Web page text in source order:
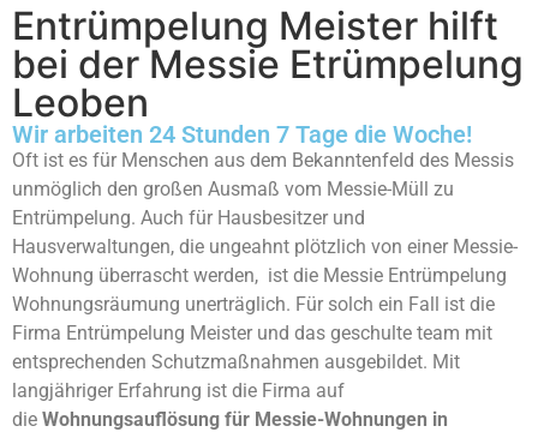
Entrümpelung Meister hilft
bei der Messie Etrümpelung
Leoben
Wir arbeiten 24 Stunden 7 Tage die Woche!
Oft ist es für Menschen aus dem Bekanntenfeld des Messis
unmöglich den großen Ausmaß vom Messie-Müll zu
Entrümpelung. Auch für Hausbesitzer und
Hausverwaltungen, die ungeahnt plötzlich von einer Messie-
Wohnung überrascht werden, ist die Messie Entrümpelung
Wohnungsräumung unerträglich. Für solch ein Fall ist die
Firma Entrümpelung Meister und das geschulte team mit
entsprechenden Schutzmaßnahmen ausgebildet. Mit
langjähriger Erfahrung ist die Firma auf
die Wohnungsauflösung für Messie-Wohnungen in